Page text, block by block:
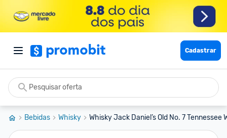
Cadastrar
Bebidas Whisky Whisky Jack Daniel’s Old No. 7 Tennessee